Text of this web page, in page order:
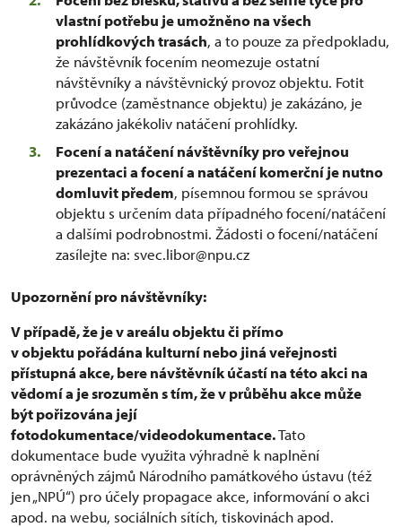
vlastní potřebu je umožněno na všech
prohlídkových trasách, a to pouze za předpokladu,
že návštěvník focením neomezuje ostatní
návštěvníky a návštěvnický provoz objektu. Fotit
průvodce (zaměstnance objektu) je zakázáno, je
zakázáno jakékoliv natáčení prohlídky.
Focení a natáčení návštěvníky pro veřejnou
prezentaci a focení a natáčení komerční je nutno
domluvit předem, písemnou formou se správou
objektu s určením data případného focení/natáčení
a dalšími podrobnostmi. Žádosti o focení/natáčení
zasílejte na: svec.libor@npu.cz
Upozornění pro návštěvníky:
V případě, že je v areálu objektu či přímo
v objektu pořádána kulturní nebo jiná veřejnosti
přístupná akce, bere návštěvník účastí na této akci na
vědomí a je srozuměn s tím, že v průběhu akce může
být pořizována její
fotodokumentace/videodokumentace.Tato
dokumentace bude využita výhradně k naplnění
oprávněných zájmů Národního památkového ústavu (též
jen „NPÚ“) pro účely propagace akce, informování o akci
apod. na webu, sociálních sítích, tiskovinách apod.